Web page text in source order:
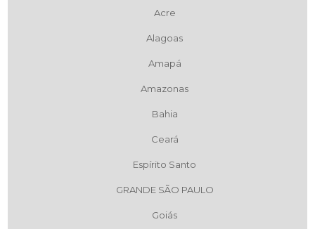
Acre
Alagoas
Amapá
Amazonas
Bahia
Ceará
Espírito Santo
GRANDE SÃO PAULO
Goiás